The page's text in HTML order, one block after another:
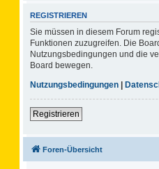
REGISTRIEREN
Sie müssen in diesem Forum
Funktionen zuzugreifen. Die
Nutzungsbedingungen und die
Board bewegen.
Nutzungsbedingungen |
Registrieren
Foren-Übersicht